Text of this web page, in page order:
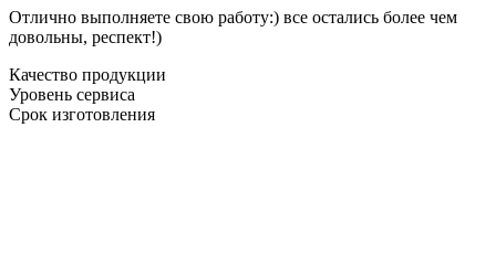
Отлично выполняете свою работу:) все остались более чем
довольны, респект!)
Качество продукции
Уровень сервиса
Срок изготовления